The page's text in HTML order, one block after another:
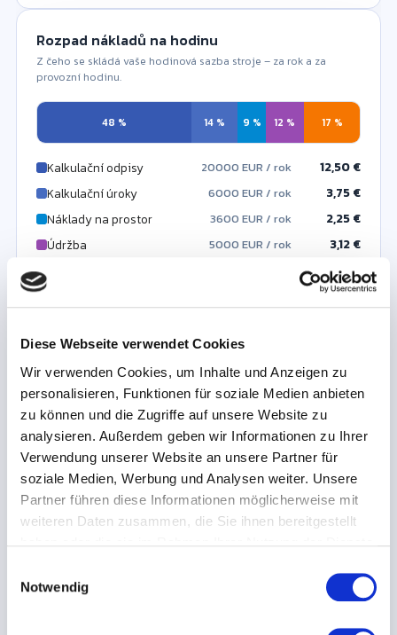
Diese Webseite verwendet Cookies
Wir verwenden Cookies, um Inhalte und Anzeigen zu
personalisieren, Funktionen für soziale Medien anbieten
zu können und die Zugriffe auf unsere Website zu
analysieren. Außerdem geben wir Informationen zu Ihrer
Verwendung unserer Website an unsere Partner für
soziale Medien, Werbung und Analysen weiter. Unsere
Partner führen diese Informationen möglicherweise mit
weiteren Daten zusammen, die Sie ihnen bereitgestellt
Notwendig
Rozpad nákladů na hodinu
Z čeho se skládá vaše hodinová sazba stroje – za rok a za
provozní hodinu.
48 % 14 % 9 % 12 % 17 %
Kalkulační odpisy 20000 EUR / rok 12,50 €
Kalkulační úroky 6000 EUR / rok 3,75 €
Náklady na prostor 3600 EUR / rok 2,25 €
Údržba 5000 EUR / rok 3,12 €
0,00 €
4,50 €
Kalkulační odpisy a úroky nejsou bilanční. Čistá sazba je bez
Páka využití Scénář co kdyby
Fixní náklady zůstávají stejné – bez ohledu na to, kolik
hodin stroj běží. Více produktivních provozních hodin
rozdělí stejné fixní náklady a sníží sazbu za hodinu.
Zvýšit využití / provozní hodiny o
+25%